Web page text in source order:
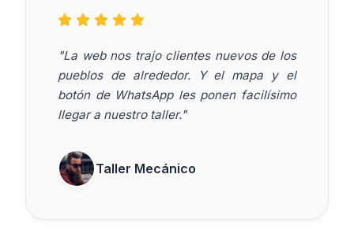
"La web nos trajo clientes nuevos de los
pueblos de alrededor. Y el mapa y el
botón de WhatsApp les ponen facilísimo
llegar a nuestro taller."
Taller Mecánico